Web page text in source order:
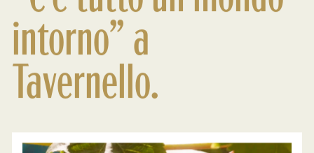
intorno” a
Tavernello.